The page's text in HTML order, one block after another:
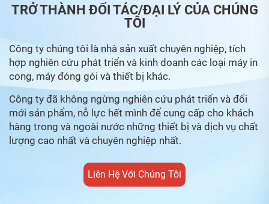
TRỞ THÀNH ĐỐI TÁC/ĐẠI LÝ CỦA CHÚNG
TÔI
Công ty chúng tôi là nhà sản xuất chuyên nghiệp, tích
hợp nghiên cứu phát triển và kinh doanh các loại máy in
cong, máy đóng gói và thiết bị khác.
Công ty đã không ngừng nghiên cứu phát triển và đổi
mới sản phẩm, nỗ lực hết mình để cung cấp cho khách
hàng trong và ngoài nước những thiết bị và dịch vụ chất
lượng cao nhất và chuyên nghiệp nhất.
Liên Hệ Với Chúng Tôi